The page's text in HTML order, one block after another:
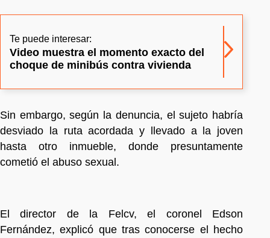
Te puede interesar:
Video muestra el momento exacto del
choque de minibús contra vivienda
Sin embargo, según la denuncia, el sujeto habría
desviado la ruta acordada y llevado a la joven
hasta otro inmueble, donde presuntamente
cometió el abuso sexual.
El director de la Felcv, el coronel Edson
Fernández, explicó que tras conocerse el hecho